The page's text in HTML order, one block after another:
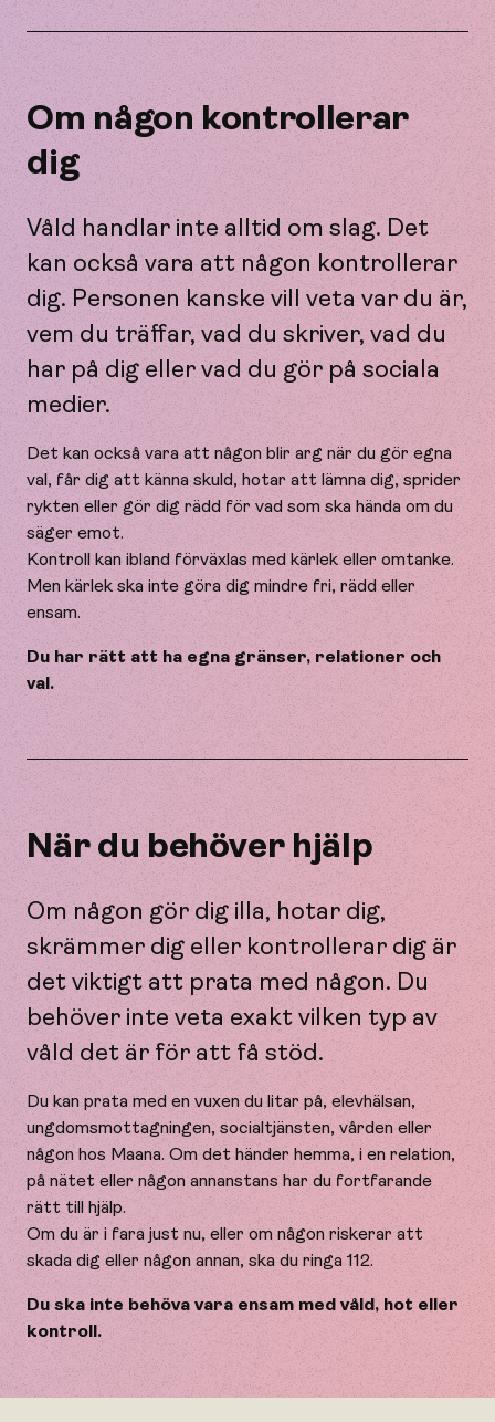
Om någon kontrollerar
dig
Våld handlar inte alltid om slag. Det
kan också vara att någon kontrollerar
dig. Personen kanske vill veta var du är,
vem du träffar, vad du skriver, vad du
har på dig eller vad du gör på sociala
medier.
Det kan också vara att någon blir arg när du gör egna
val, får dig att känna skuld, hotar att lämna dig, sprider
rykten eller gör dig rädd för vad som ska hända om du
säger emot.
Kontroll kan ibland förväxlas med kärlek eller omtanke.
Men kärlek ska inte göra dig mindre fri, rädd eller
ensam.
Du har rätt att ha egna gränser, relationer och
val.
När du behöver hjälp
Om någon gör dig illa, hotar dig,
skrämmer dig eller kontrollerar dig är
det viktigt att prata med någon. Du
behöver inte veta exakt vilken typ av
våld det är för att få stöd.
Du kan prata med en vuxen du litar på, elevhälsan,
ungdomsmottagningen, socialtjänsten, vården eller
någon hos Maana. Om det händer hemma, i en relation,
på nätet eller någon annanstans har du fortfarande
rätt till hjälp.
Om du är i fara just nu, eller om någon riskerar att
skada dig eller någon annan, ska du ringa 112.
Du ska inte behöva vara ensam med våld, hot eller
kontroll.